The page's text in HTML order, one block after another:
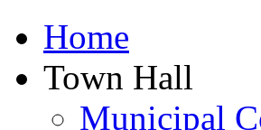
Home
Town Hall
Municipal